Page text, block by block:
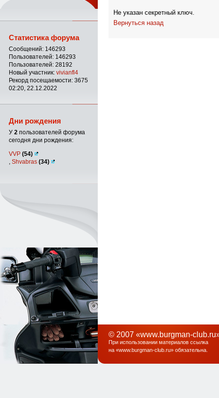
Не указан секретный ключ.
Вернуться назад
Статистика форума
Сообщений: 146293
Пользователей: 146293
Пользователей: 28192
Новый участник: vivianfl4
Рекорд посещаемости: 3675
02:20, 22.12.2022
Дни рождения
У 2 пользователей форума
сегодня дни рождения:
VVP (54)
Shvabras (34)
© 2007 «www.burgman-
При использовании материалов ссылка
на «www.burgman-club.ru» обязательна